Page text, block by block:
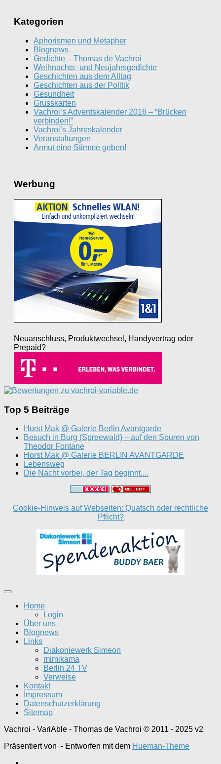
Kategorien
Aphorismen und Metapher
Blognews
Gedichte – Thomas de Vachroi
Weihnachts -und Neujahrsgedichte
Geschichten aus dem Alltag
Geschichten aus der Politik
Gesundheit
Grusskarten
Vachroi’s Adventskalender 2016 – “Brücken
verbinden!”
Vachroi’s Jahreskalender
Veranstaltungen
Armut eine Stimme geben!
Werbung
Neuanschluss, Produktwechsel, Handyvertrag oder
Prepaid?
Top 5 Beiträge
Horst Mak @ Galerie Berlin Avantgarde
Besuch in Burg (Spreewald) – auf den Spuren von
Theodor Fontane
Horst Mak @ Galerie BERLIN AVANTGARDE
Lebensweg
Die Nacht vorbei, der Tag beginnt....
Cookie-Hinweis auf Webseiten: Quatsch oder rechtliche
Pflicht?
Home
Login
Über uns
Blognews
Links
Diakoniewerk Simeon
mimikama
Berlin 24 TV
Verweise
Kontakt
Impressum
Datenschutzerklärung
Sitemap
Vachroi - VariAble - Thomas de Vachroi © 2011 - 2025 v2
Präsentiert von - Entworfen mit dem Hueman-Theme